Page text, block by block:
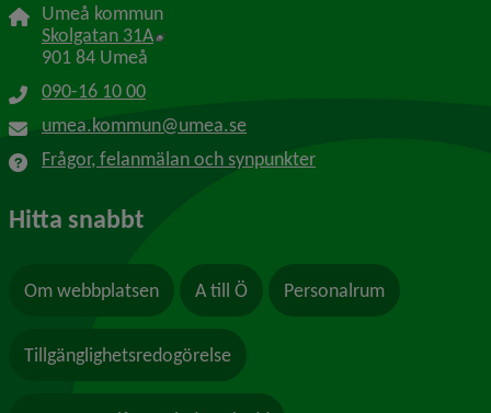
Umeå kommun
Skolgatan 31A Länk till annan webbplats, öppnas i nytt
901 84 Umeå
090-16 10 00
umea.kommun@umea.se
Frågor, felanmälan och synpunkter
Hitta snabbt
Om webbplatsen A till Ö Personalrum
Tillgänglighetsredogörelse